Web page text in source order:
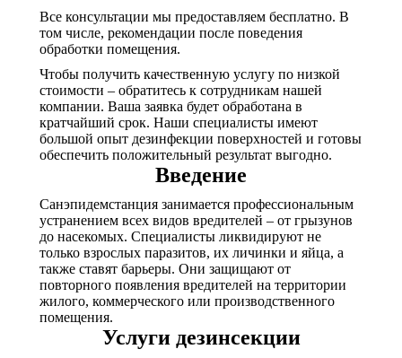
Все консультации мы предоставляем бесплатно. В
том числе, рекомендации после поведения
обработки помещения.
Чтобы получить качественную услугу по низкой
стоимости – обратитесь к сотрудникам нашей
компании. Ваша заявка будет обработана в
кратчайший срок. Наши специалисты имеют
большой опыт дезинфекции поверхностей и готовы
обеспечить положительный результат выгодно.
Введение
Санэпидемстанция занимается профессиональным
устранением всех видов вредителей – от грызунов
до насекомых. Специалисты ликвидируют не
только взрослых паразитов, их личинки и яйца, а
также ставят барьеры. Они защищают от
повторного появления вредителей на территории
жилого, коммерческого или производственного
помещения.
Услуги дезинсекции